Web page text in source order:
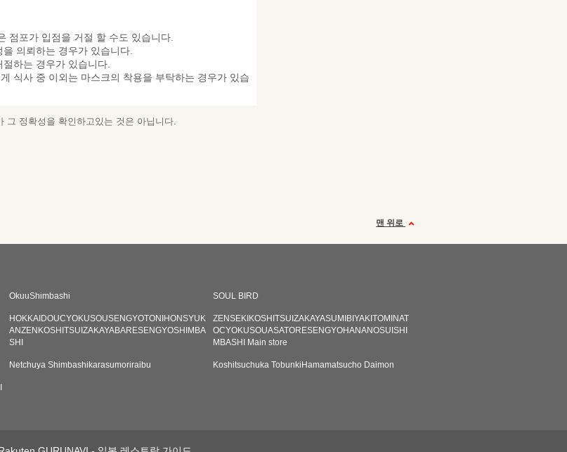
점포가 입점을 거절 할 수도 있습니다.
을 의뢰하는 경우가 있습니다.
하는 경우가 있습니다.
식사 중 이외는 마스크의 착용을 부탁하는 경우가 있습
그 정확성을 확인하고있는 것은 아닙니다.
맨 위로
OkuuShimbashi SOUL BIRD
HOKKAIDOUCYOKUSOUSENGYOTONIHONSYUK
ANZENKOSHITSUIZAKAYABARESENGYOSHIMBA
SHI
ZENSEKIKOSHITSUIZAKAYASUMIBIYAKITOMINAT
OCYOKUSOUASATORESENGYOHANANOSUISHI
MBASHI Main store
Netchuya Shimbashikarasumoriraibu Koshitsuchuka TobunkiHamamatsucho Daimon